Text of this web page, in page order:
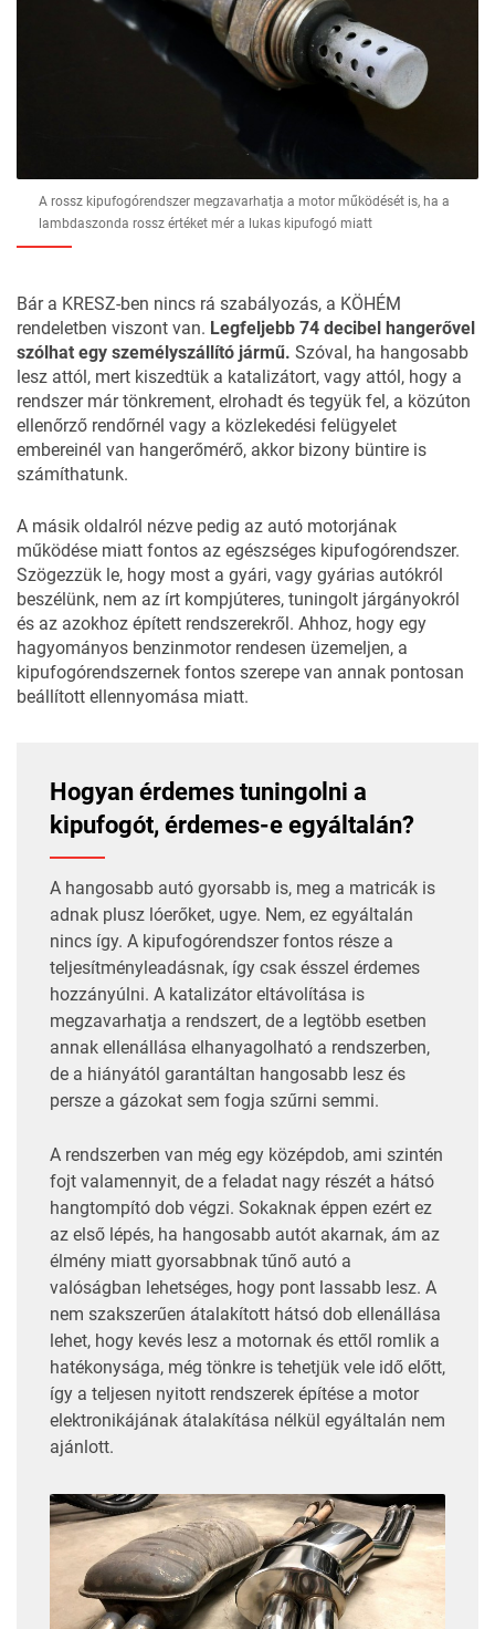
A rossz kipufogórendszer megzavarhatja a motor működését is, ha a
lambdaszonda rossz értéket mér a lukas kipufogó miatt
Bár a KRESZ-ben nincs rá szabályozás, a KÖHÉM
rendeletben viszont van. Legfeljebb 74 decibel hangerővel
szólhat egy személyszállító jármű. Szóval, ha hangosabb
lesz attól, mert kiszedtük a katalizátort, vagy attól, hogy a
rendszer már tönkrement, elrohadt és tegyük fel, a közúton
ellenőrző rendőrnél vagy a közlekedési felügyelet
embereinél van hangerőmérő, akkor bizony büntire is
számíthatunk.
A másik oldalról nézve pedig az autó motorjának
működése miatt fontos az egészséges kipufogórendszer.
Szögezzük le, hogy most a gyári, vagy gyárias autókról
beszélünk, nem az írt kompjúteres, tuningolt járgányokról
és az azokhoz épített rendszerekről. Ahhoz, hogy egy
hagyományos benzinmotor rendesen üzemeljen, a
kipufogórendszernek fontos szerepe van annak pontosan
beállított ellennyomása miatt.
Hogyan érdemes tuningolni a
kipufogót, érdemes-e egyáltalán?
A hangosabb autó gyorsabb is, meg a matricák is
adnak plusz lóerőket, ugye. Nem, ez egyáltalán
nincs így. A kipufogórendszer fontos része a
teljesítményleadásnak, így csak ésszel érdemes
hozzányúlni. A katalizátor eltávolítása is
megzavarhatja a rendszert, de a legtöbb esetben
annak ellenállása elhanyagolható a rendszerben,
de a hiányától garantáltan hangosabb lesz és
persze a gázokat sem fogja szűrni semmi.
A rendszerben van még egy középdob, ami szintén
fojt valamennyit, de a feladat nagy részét a hátsó
hangtompító dob végzi. Sokaknak éppen ezért ez
az első lépés, ha hangosabb autót akarnak, ám az
élmény miatt gyorsabbnak tűnő autó a
valóságban lehetséges, hogy pont lassabb lesz. A
nem szakszerűen átalakított hátsó dob ellenállása
lehet, hogy kevés lesz a motornak és ettől romlik a
hatékonysága, még tönkre is tehetjük vele idő előtt,
így a teljesen nyitott rendszerek építése a motor
elektronikájának átalakítása nélkül egyáltalán nem
ajánlott.